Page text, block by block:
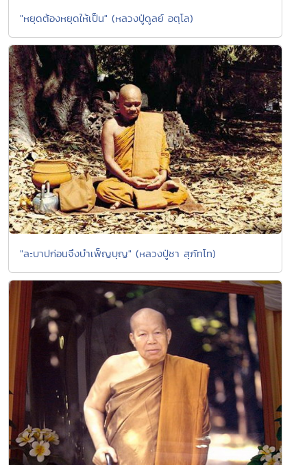
"หยุดต้องหยุดให้เป็น" (หลวงปู่ดูลย์ อตุโล)
"ละบาปก่อนจึงบำเพ็ญบุญ" (หลวงปู่ชา สุภัทโท)